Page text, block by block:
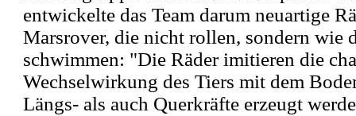
entwickelte das Team darum neuartige
Marsrover, die nicht rollen, sondern wie
schwimmen: "Die Räder imitieren die
Wechselwirkung des Tiers mit dem
Längs- als auch Querkräfte erzeugt